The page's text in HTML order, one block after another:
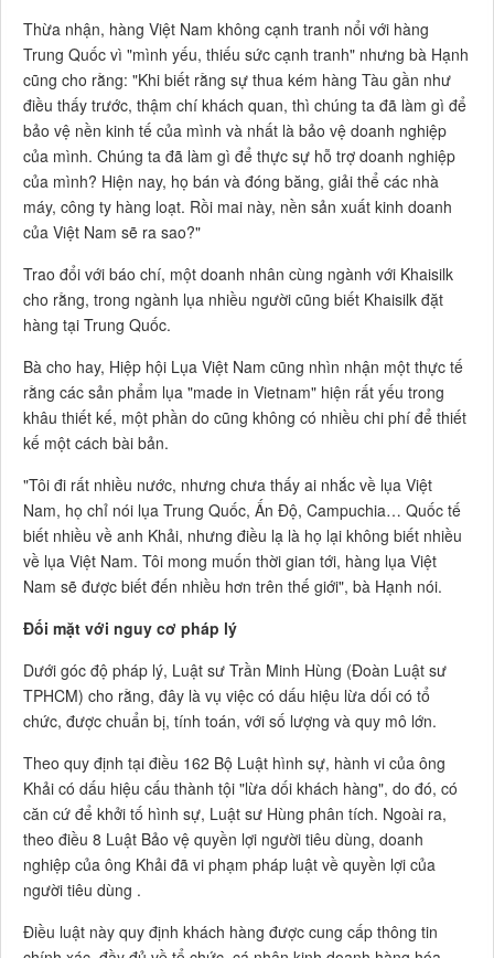
Thừa nhận, hàng Việt Nam không cạnh tranh nổi với hàng
Trung Quốc vì "mình yếu, thiếu sức cạnh tranh" nhưng bà Hạnh
cũng cho rằng: "Khi biết rằng sự thua kém hàng Tàu gần như
điều thấy trước, thậm chí khách quan, thì chúng ta đã làm gì để
bảo vệ nền kinh tế của mình và nhất là bảo vệ doanh nghiệp
của mình. Chúng ta đã làm gì để thực sự hỗ trợ doanh nghiệp
của mình? Hiện nay, họ bán và đóng băng, giải thể các nhà
máy, công ty hàng loạt. Rồi mai này, nền sản xuất kinh doanh
của Việt Nam sẽ ra sao?"
Trao đổi với báo chí, một doanh nhân cùng ngành với Khaisilk
cho rằng, trong ngành lụa nhiều người cũng biết Khaisilk đặt
hàng tại Trung Quốc.
Bà cho hay, Hiệp hội Lụa Việt Nam cũng nhìn nhận một thực tế
rằng các sản phẩm lụa "made in Vietnam" hiện rất yếu trong
khâu thiết kế, một phần do cũng không có nhiều chi phí để thiết
kế một cách bài bản.
"Tôi đi rất nhiều nước, nhưng chưa thấy ai nhắc về lụa Việt
Nam, họ chỉ nói lụa Trung Quốc, Ấn Độ, Campuchia… Quốc tế
biết nhiều về anh Khải, nhưng điều lạ là họ lại không biết nhiều
về lụa Việt Nam. Tôi mong muốn thời gian tới, hàng lụa Việt
Nam sẽ được biết đến nhiều hơn trên thế giới", bà Hạnh nói.
Đối mặt với nguy cơ pháp lý
Dưới góc độ pháp lý, Luật sư Trần Minh Hùng (Đoàn Luật sư
TPHCM) cho rằng, đây là vụ việc có dấu hiệu lừa dối có tổ
chức, được chuẩn bị, tính toán, với số lượng và quy mô lớn.
Theo quy định tại điều 162 Bộ Luật hình sự, hành vi của ông
Khải có dấu hiệu cấu thành tội "lừa dối khách hàng", do đó, có
căn cứ để khởi tố hình sự, Luật sư Hùng phân tích. Ngoài ra,
theo điều 8 Luật Bảo vệ quyền lợi người tiêu dùng, doanh
nghiệp của ông Khải đã vi phạm pháp luật về quyền lợi của
người tiêu dùng .
Điều luật này quy định khách hàng được cung cấp thông tin